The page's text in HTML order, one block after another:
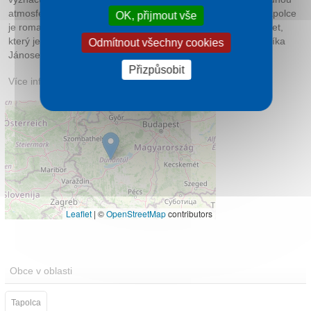
atmosférou pro odpočinek. Významnou pamětihodností v Tapolce
je romantický Mlýnský rybník s vodním mlýnem starým 200 let,
který je dnes využíván jako hotel. Na břehu stojí socha básníka
Jánose Batsányi (1763–1845), který se v městě narodil.
Více informací: wellnesstips.cz
Leaflet | ©OpenStreetMapcontributors
Obce v oblasti
Tapolca
OK, přijmout vše
Odmítnout všechny cookies
Přizpůsobit